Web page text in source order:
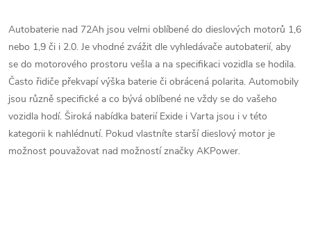
v
l
á
d
a
Autobaterie nad 72Ah jsou velmi oblíbené do dieslových motorů 1,6
nebo 1,9 či i 2.0. Je vhodné zvážit dle vyhledávače autobaterií, aby
se do motorového prostoru vešla a na specifikaci vozidla se hodila.
Často řidiče překvapí výška baterie či obrácená polarita. Automobily
jsou různě specifické a co bývá oblíbené ne vždy se do vašeho
vozidla hodí. Široká nabídka baterií Exide i Varta jsou i v této
kategorii k nahlédnutí. Pokud vlastníte starší dieslový motor je
možnost pouvažovat nad možností značky AKPower.